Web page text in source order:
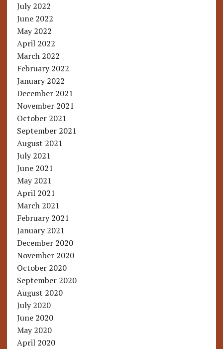
July 2022
June 2022
May 2022
April 2022
March 2022
February 2022
January 2022
December 2021
November 2021
October 2021
September 2021
August 2021
July 2021
June 2021
May 2021
April 2021
March 2021
February 2021
January 2021
December 2020
November 2020
October 2020
September 2020
August 2020
July 2020
June 2020
May 2020
April 2020